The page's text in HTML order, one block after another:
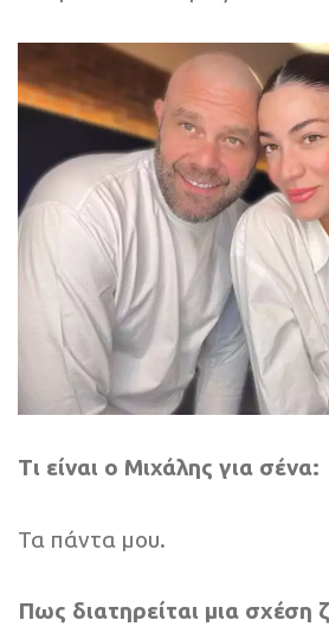
Τι είναι ο Μιχάλης για σένα:
Τα πάντα μου.
Πως διατηρείται μια σχέση